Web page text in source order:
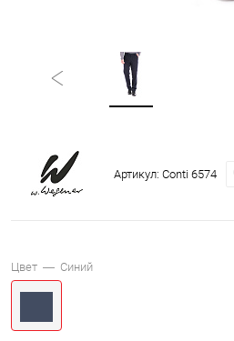
Артикул: Conti 6574
Цвет — Синий